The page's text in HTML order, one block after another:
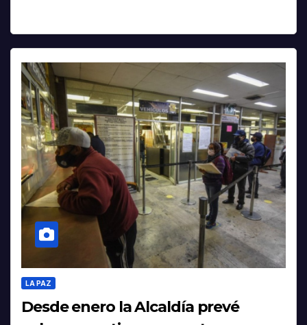
LA PAZ
Desde enero la Alcaldía prevé